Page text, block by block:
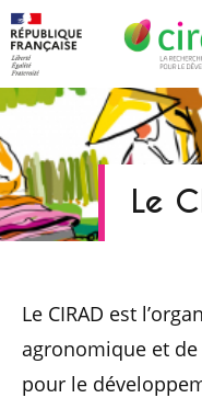
Le
Le CIRAD est
agronomique et
pour le